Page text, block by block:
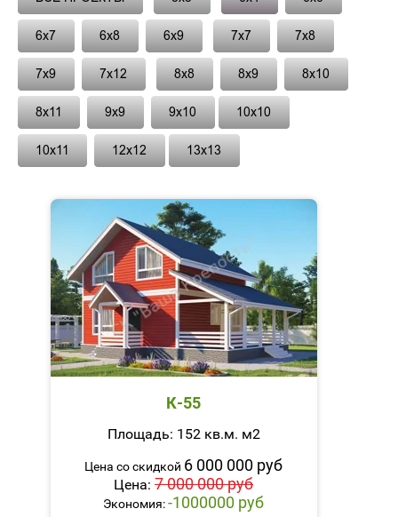
К-55
Площадь: 152 кв.м. м2
Цена со скидкой 6 000 000 руб
Цена: 7 000 000 руб
Экономия:-1000000 руб